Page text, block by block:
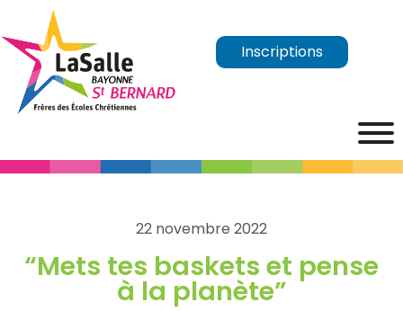
Inscriptions
22 novembre 2022
“Mets tes baskets et pense
à la planète”